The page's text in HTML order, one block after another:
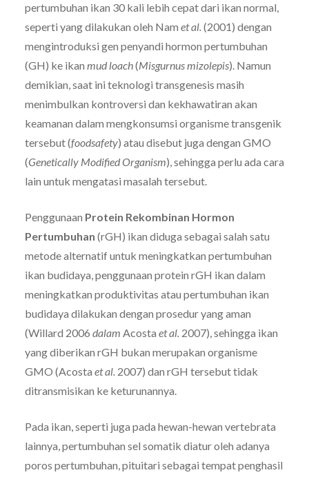
pertumbuhan ikan 30 kali lebih cepat dari ikan normal,
seperti yang dilakukan oleh Nam et al.(2001) dengan
mengintroduksi gen penyandi hormon pertumbuhan
(GH) ke ikan mud loach(Misgurnus mizolepis). Namun
demikian, saat ini teknologi transgenesis masih
menimbulkan kontroversi dan kekhawatiran akan
keamanan dalam mengkonsumsi organisme transgenik
tersebut (foodsafety) atau disebut juga dengan GMO
(Genetically Modified Organism), sehingga perlu ada cara
lain untuk mengatasi masalah tersebut.
Penggunaan Protein Rekombinan Hormon
Pertumbuhan (rGH) ikan diduga sebagai salah satu
metode alternatif untuk meningkatkan pertumbuhan
ikan budidaya, penggunaan protein rGH ikan dalam
meningkatkan produktivitas atau pertumbuhan ikan
budidaya dilakukan dengan prosedur yang aman
(Willard 2006 dalam Acosta et al. 2007), sehingga ikan
yang diberikan rGH bukan merupakan organisme
GMO (Acosta et al. 2007) dan rGH tersebut tidak
ditransmisikan ke keturunannya.
Pada ikan, seperti juga pada hewan-hewan vertebrata
lainnya, pertumbuhan sel somatik diatur oleh adanya
poros pertumbuhan, pituitari sebagai tempat penghasil